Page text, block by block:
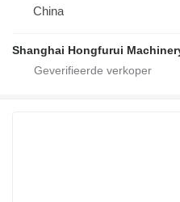
China
Shanghai Hongfurui